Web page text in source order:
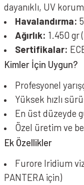
dayanıklı, UV
Havalandırma:
Ağırlık: 1.450 gr
Sertifikalar:
Kimler İçin Uygun?
Profesyonel
Yüksek hızlı
En üst düzeyde
Özel üretim ve
Ek Özellikler
Furore Iridium
PANTERA için)